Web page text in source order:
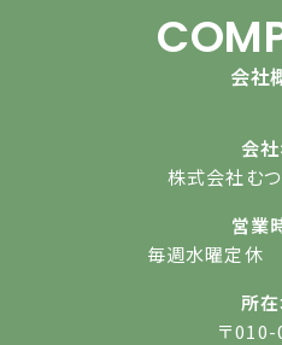
会社
会
株式会社む
営業
毎週水曜定休
所
〒010-